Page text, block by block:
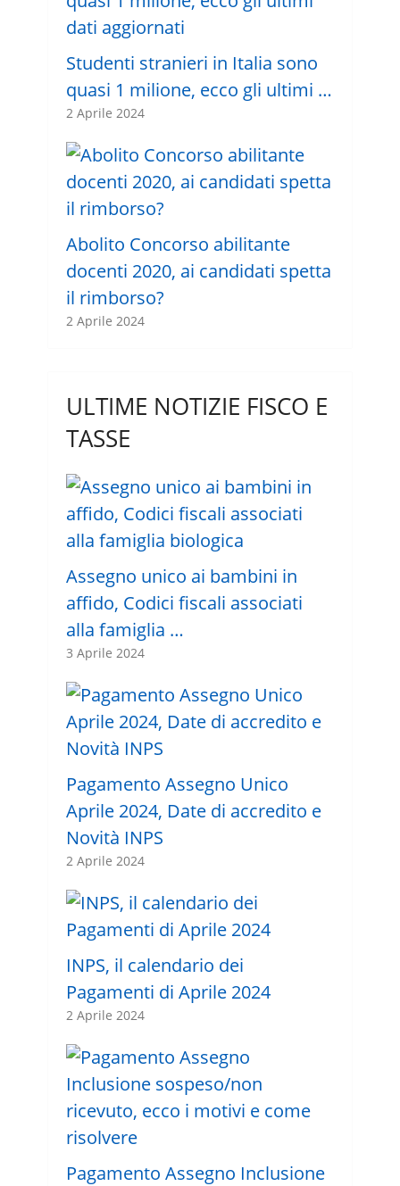
Studenti stranieri in Italia sono
quasi 1 milione, ecco gli ultimi …
2 Aprile 2024
Abolito Concorso abilitante
docenti 2020, ai candidati spetta
il rimborso?
2 Aprile 2024
ULTIME NOTIZIE FISCO E
TASSE
Assegno unico ai bambini in
affido, Codici fiscali associati
alla famiglia …
3 Aprile 2024
Pagamento Assegno Unico
Aprile 2024, Date di accredito e
Novità INPS
2 Aprile 2024
INPS, il calendario dei
Pagamenti di Aprile 2024
2 Aprile 2024
Pagamento Assegno Inclusione